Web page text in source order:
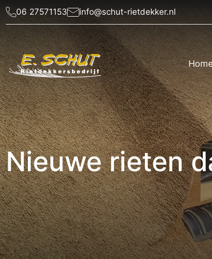
06 27571153 info@schut-rietdekker.nl
Nieuwe rieten